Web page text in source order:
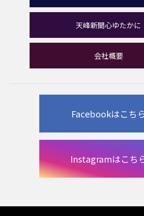
天峰新聞心ゆたかに
会社概要
Facebookはこち
Instagramはこち